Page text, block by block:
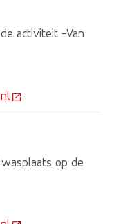
activiteit -Van
op de